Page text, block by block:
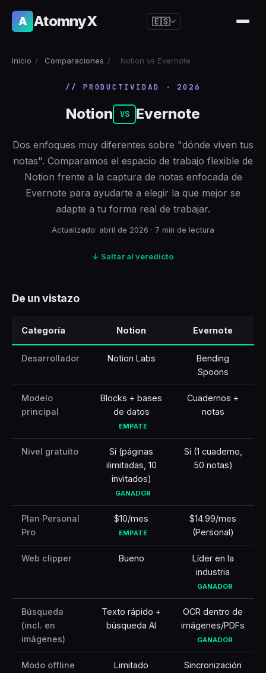
A AtomnyX 🇪🇸
🇪🇸Español
🇧🇷Português
🇫🇷Français
🇷🇺Русский
🇨🇳简体中文
Inicio / Comparaciones / Notion vs Evernote
// PRODUCTIVIDAD · 2026
Notion VS Evernote
Dos enfoques muy diferentes sobre "dónde viven tus
notas". Comparamos el espacio de trabajo flexible de
Notion frente a la captura de notas enfocada de
Evernote para ayudarte a elegir la que mejor se
adapte a tu forma real de trabajar.
Actualizado: abril de 2026 · 7 min de lectura
↓ Saltar al veredicto
De un vistazo
Categoría Notion Evernote
Desarrollador Notion Labs
Bending
Spoons
Modelo
principal
Blocks + bases
de datos
EMPATE
Cuadernos +
notas
Nivel gratuito
Sí (páginas
ilimitadas, 10
invitados)
GANADOR
Sí (1 cuaderno,
50 notas)
Plan Personal
Pro
$10/mes
EMPATE
$14.99/mes
(Personal)
Web clipper Bueno
Líder en la
industria
GANADOR
Búsqueda
(incl. en
imágenes)
Texto rápido +
búsqueda AI
OCR dentro de
imágenes/PDFs
GANADOR
Modo offline Limitado
Sincronización